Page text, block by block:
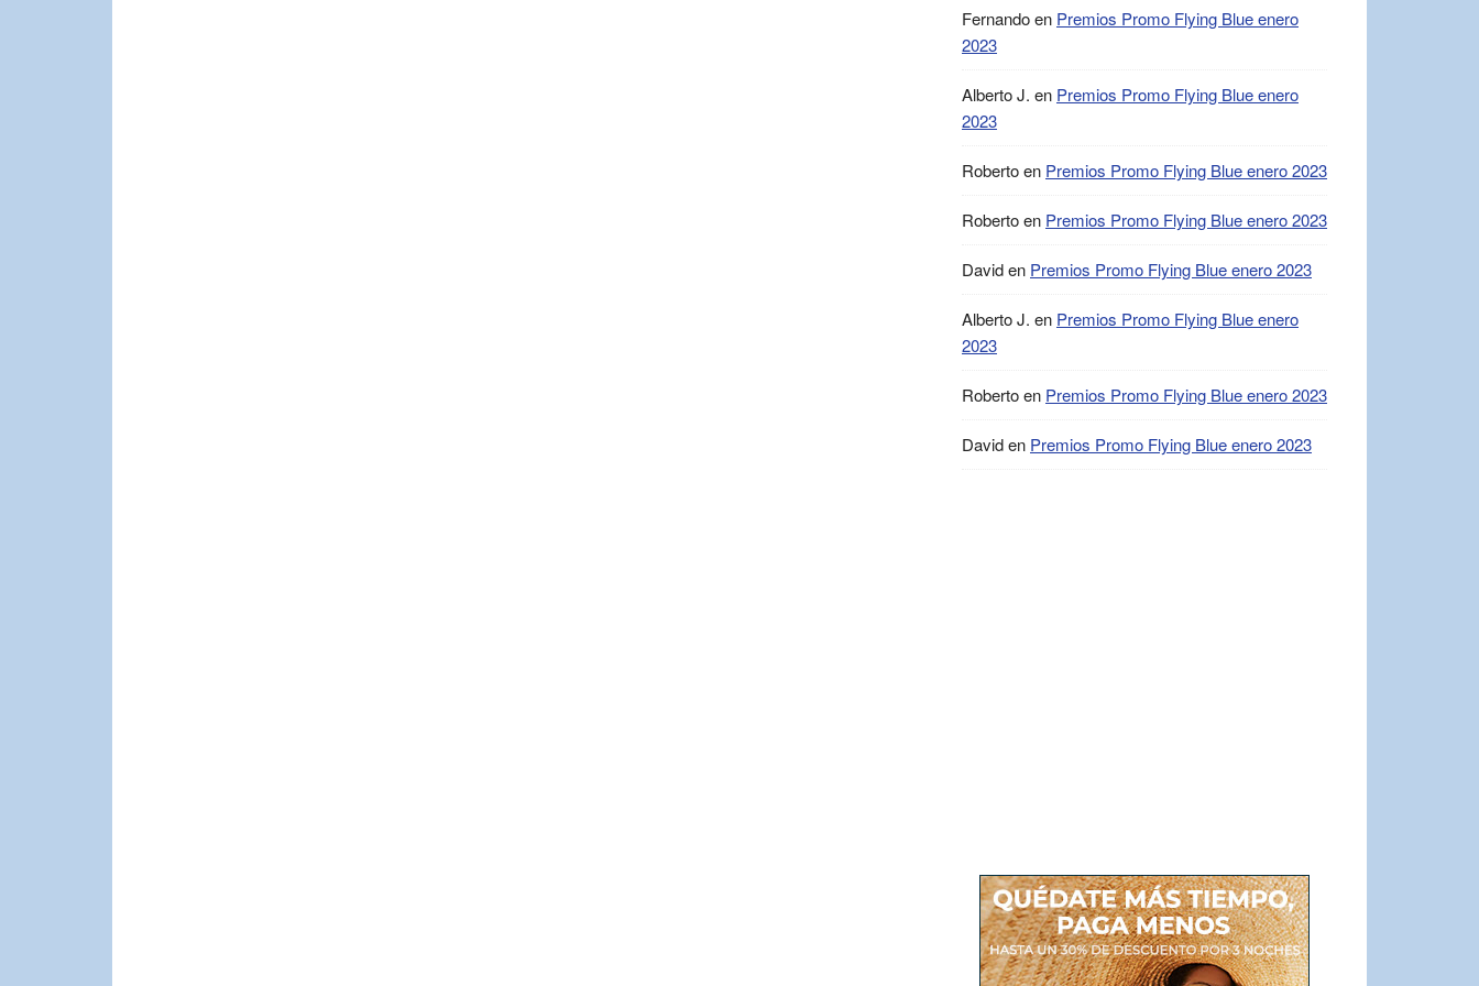
Fernandoen Premios Promo Flying Blue enero
2023
Alberto J. en Premios Promo Flying Blue enero
2023
Robertoen Premios Promo Flying Blue enero 2023
Robertoen Premios Promo Flying Blue enero 2023
Daviden Premios Promo Flying Blue enero 2023
Alberto J. en Premios Promo Flying Blue enero
2023
Robertoen Premios Promo Flying Blue enero 2023
Daviden Premios Promo Flying Blue enero 2023